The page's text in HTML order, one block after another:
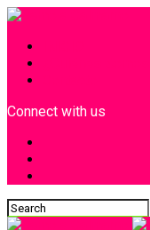
Connect with us